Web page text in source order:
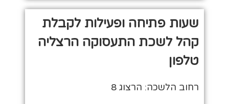
שעות פתיחה ופעילות לקבלת
קהל לשכת התעסוקה הרצליה
טלפון
רחוב הלשכה: הרצוג 8